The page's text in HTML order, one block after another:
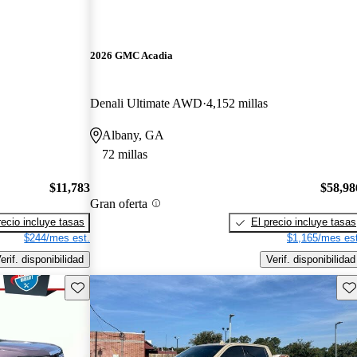
$11,783
incluye tasas
$244/mes est.
disponibilidad
2026 GMC Acadia
Denali Ultimate AWD 4,152 millas
Albany, GA
72 millas
Gran oferta
El precio incluye tasas
$1,165/mes
Verif. disponibilidad
Guarda este Aviso